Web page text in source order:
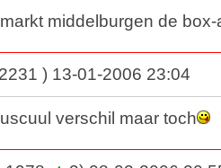
middelburgen de
2231 ) 13-01-2006 23:04
verschil maar toch